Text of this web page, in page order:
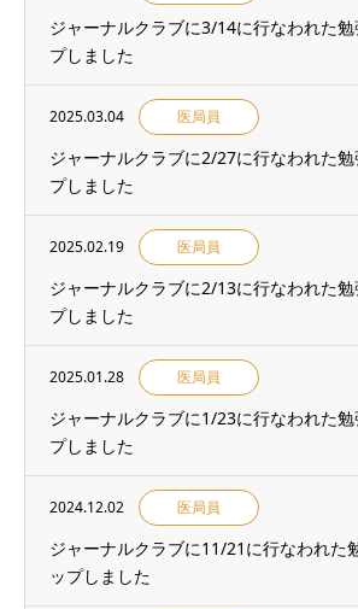
ジャーナルクラブに3/14に行なわれた
プしました
2025.03.04 医局員
ジャーナルクラブに2/27に行なわれた
プしました
2025.02.19 医局員
ジャーナルクラブに2/13に行なわれた
プしました
2025.01.28 医局員
ジャーナルクラブに1/23に行なわれた
プしました
2024.12.02 医局員
ジャーナルクラブに11/21に行なわれた
ップしました